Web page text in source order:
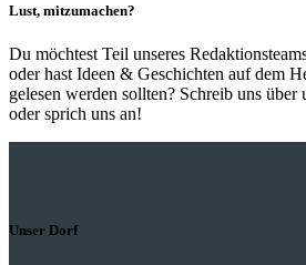
Lust, mitzumachen?
Du möchtest Teil unseres
oder hast Ideen & Geschichten auf dem
gelesen werden sollten? Schreib uns über
oder sprich uns an!
Unser Dorf